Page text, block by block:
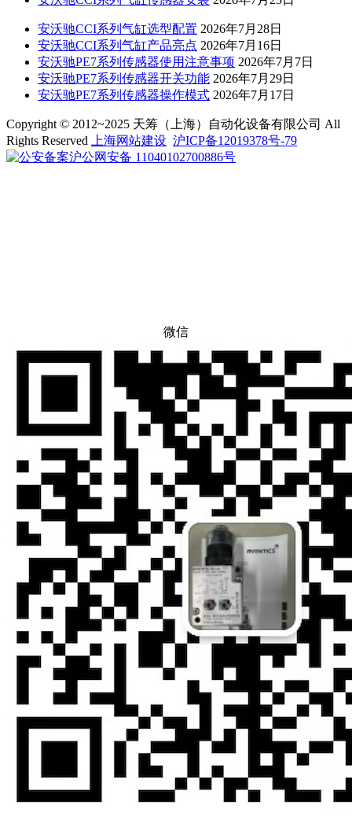
安沃驰CCI系列气缸选型配置 2026年7月28日
安沃驰CCI系列气缸产品亮点 2026年7月16日
安沃驰PE7系列传感器使用注意事项 2026年7月7日
安沃驰PE7系列传感器开关功能 2026年7月29日
安沃驰PE7系列传感器操作模式 2026年7月17日
Copyright © 2012~2025 天筹（上海）自动化设备有限公司 All
Rights Reserved
上海网站建设 沪ICP备12019378号-79
沪公网安备 11040102700886号
微信